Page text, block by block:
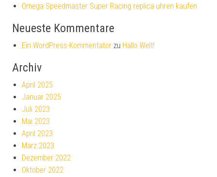
Omega Speedmaster Super Racing replica uhren kaufen
Neueste Kommentare
Ein WordPress-Kommentator zu Hallo Welt!
Archiv
April 2025
Januar 2025
Juli 2023
Mai 2023
April 2023
März 2023
Dezember 2022
Oktober 2022